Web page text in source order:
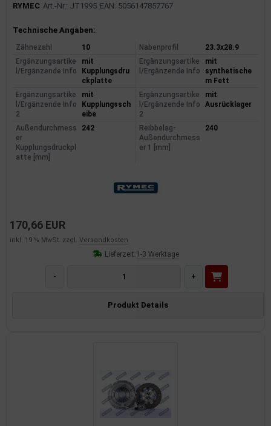
RYMEC Art.-Nr.: JT1995 EAN: 5056147857767
Produktinformationen
Technische Angaben:
Zähnezahl 10 Nabenprofil
23.3x28.9
Ergänzungsartike
l/Ergänzende Info
mit
Kupplungsdru
ckplatte
Ergänzungsartike
l/Ergänzende Info
mit
synthetische
m Fett
Ergänzungsartike
l/Ergänzende Info
2
mit
Kupplungssch
eibe
Ergänzungsartike
l/Ergänzende Info
2
mit
Ausrücklager
Außendurchmess
er
Kupplungsdruckpl
atte [mm]
242
Reibbelag-
Außendurchmess
er 1 [mm]
240
170,66 EUR
inkl. 19 % MwSt. zzgl. Versandkosten
Lieferzeit:1-3 Werktage
- +
Produkt Details